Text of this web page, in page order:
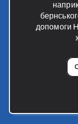
допомоги